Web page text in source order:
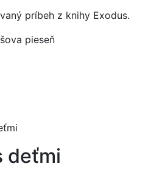
príbeh z knihy Exodus.
pieseň
deťmi